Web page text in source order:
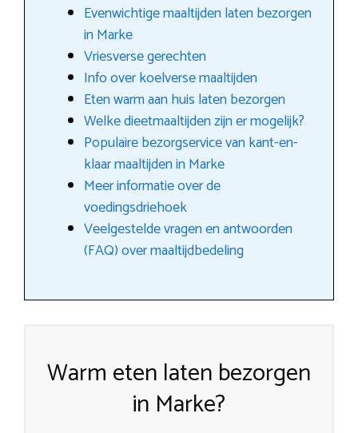
Evenwichtige maaltijden laten bezorgen
in Marke
Vriesverse gerechten
Info over koelverse maaltijden
Eten warm aan huis laten bezorgen
Welke dieetmaaltijden zijn er mogelijk?
Populaire bezorgservice van kant-en-
klaar maaltijden in Marke
Meer informatie over de
voedingsdriehoek
Veelgestelde vragen en antwoorden
(FAQ) over maaltijdbedeling
Warm eten laten bezorgen
in Marke?